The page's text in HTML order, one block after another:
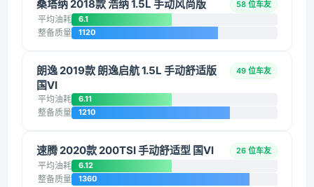
桑塔纳 2018款 浩纳 1.5L 手动风尚版 58 位车友
平均油耗 6.1
整备质量 1120
朗逸 2019款 朗逸启航 1.5L 手动舒适版
国VI
49 位车友
平均油耗 6.11
整备质量 1210
速腾 2020款 200TSI 手动舒适型 国VI 26 位车友
平均油耗 6.12
整备质量 1360